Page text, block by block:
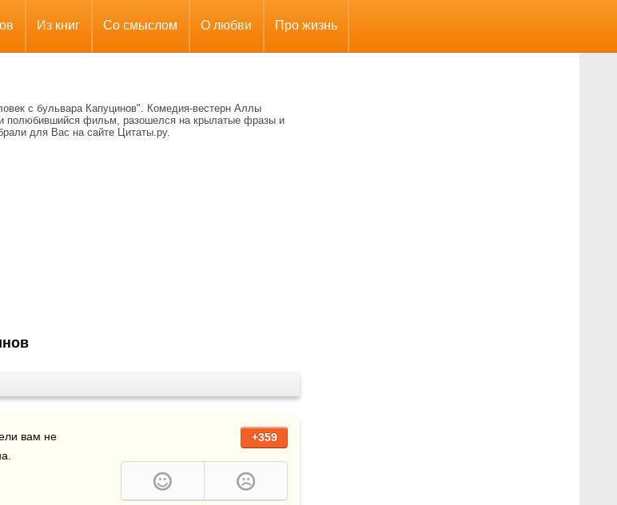
Из книг Со смыслом О любви Про жизнь
с бульвара Капуцинов". Комедия-вестерн Аллы
полюбившийся фильм, разошелся на крылатые фразы и
для Вас на сайте Цитаты.ру.
+359